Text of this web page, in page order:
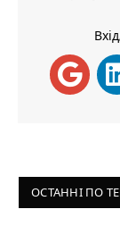
ОСТАННІ ПО